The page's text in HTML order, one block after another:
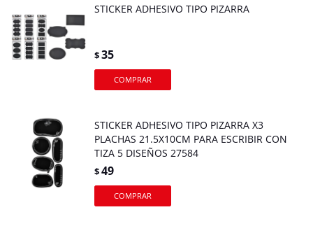
STICKER ADHESIVO TIPO PIZARRA
$35
STICKER ADHESIVO TIPO PIZARRA X3
PLACHAS 21.5X10CM PARA ESCRIBIR CON
TIZA 5 DISEÑOS 27584
$49